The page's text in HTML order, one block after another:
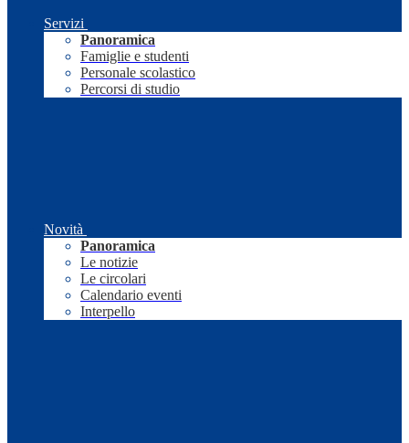
Servizi
Panoramica
Famiglie e studenti
Personale scolastico
Percorsi di studio
Novità
Panoramica
Le notizie
Le circolari
Calendario eventi
Interpello